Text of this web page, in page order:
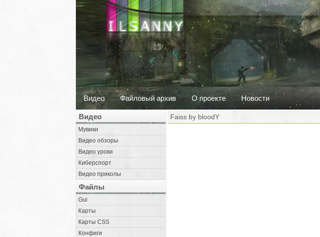
Видео Файловый архив О проекте Новости
Видео
Мувики
Видео обзоры
Видео уроки
Киберспорт
Видео приколы
Файлы
Gui
Карты
Карты CSS
Конфиги
Faiss by bloodY